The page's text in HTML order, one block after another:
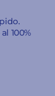
100%